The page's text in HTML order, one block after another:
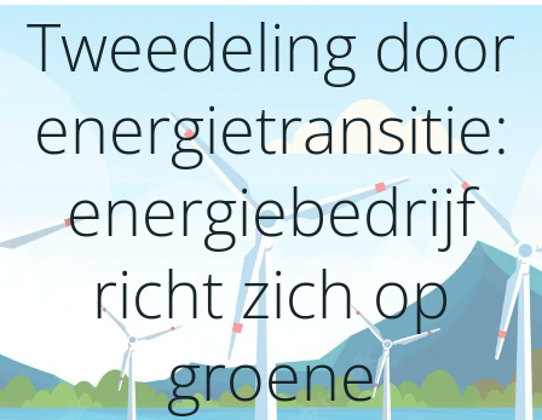
Tweedeling door
energietransitie:
energiebedrijf
richt zich op
groene